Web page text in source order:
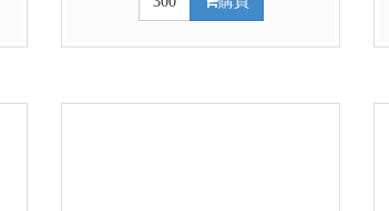
豐盈且具深度的茶感 ↓↓多入更划算